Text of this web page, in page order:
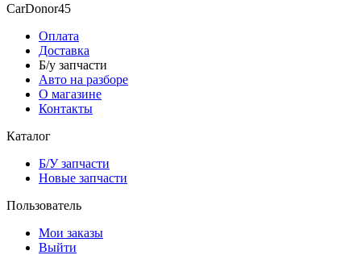
CarDonor45
Оплата
Доставка
Б/у запчасти
Авто на разборе
О магазине
Контакты
Каталог
Б/У запчасти
Новые запчасти
Пользователь
Мои заказы
Выйти